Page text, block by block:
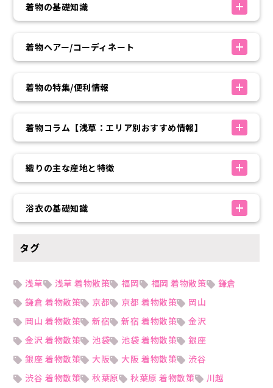
着物の基礎知識
着物ヘアー/コーディネート
着物の特集/便利情報
着物コラム【浅草：エリア別おすすめ情報】
織りの主な産地と特徴
浴衣の基礎知識
タグ
浅草 浅草 着物散策 福岡 福岡 着物散策
鎌倉
鎌倉 着物散策
京都 京都 着物散策
岡山
岡山 着物散策
新宿 新宿 着物散策
金沢
金沢 着物散策
池袋 池袋 着物散策
銀座
銀座 着物散策
大阪 大阪 着物散策
渋谷
渋谷 着物散策
秋葉原 秋葉原 着物散策
川越